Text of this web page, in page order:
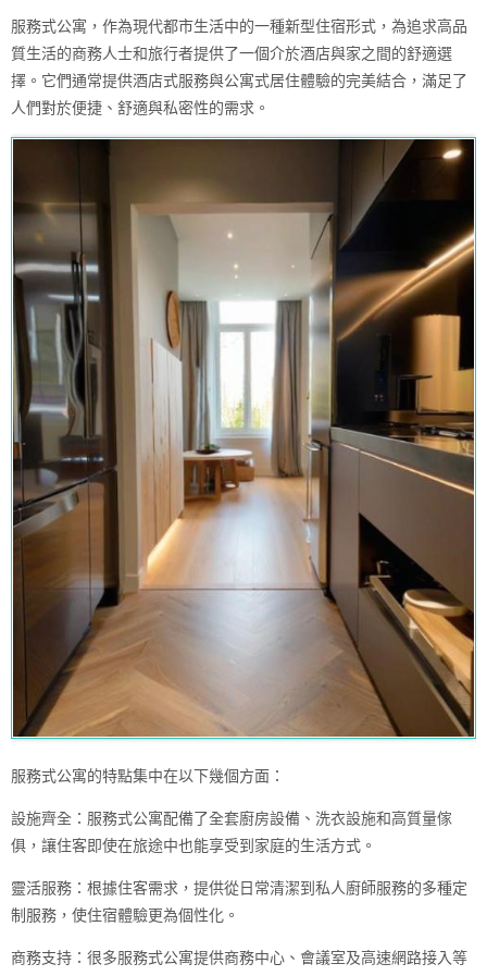
服務式公寓，作為現代都市生活中的一種新型住宿形式，為追求高品
質生活的商務人士和旅行者提供了一個介於酒店與家之間的舒適選
擇。它們通常提供酒店式服務與公寓式居住體驗的完美結合，滿足了
人們對於便捷、舒適與私密性的需求。
服務式公寓的特點集中在以下幾個方面：
設施齊全：服務式公寓配備了全套廚房設備、洗衣設施和高質量傢
俱，讓住客即使在旅途中也能享受到家庭的生活方式。
靈活服務：根據住客需求，提供從日常清潔到私人廚師服務的多種定
制服務，使住宿體驗更為個性化。
商務支持：很多服務式公寓提供商務中心、會議室及高速網路接入等